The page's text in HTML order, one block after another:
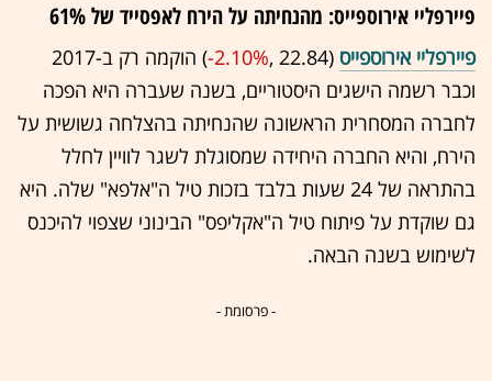
פיירפליי אירוספייס: מהנחיתה על הירח לאפסייד של 61%
פיירפליי אירוספייס (22.84 ,‎
-2.10%
‏) הוקמה רק ב-2017
וכבר רשמה הישגים היסטוריים, בשנה שעברה היא הפכה
לחברה המסחרית הראשונה שהנחיתה בהצלחה גשושית על
הירח, והיא החברה היחידה שמסוגלת לשגר לוויין לחלל
בהתראה של 24 שעות בלבד בזכות טיל ה"אלפא" שלה. היא
גם שוקדת על פיתוח טיל ה"אקליפס" הבינוני שצפוי להיכנס
לשימוש בשנה הבאה.
- פרסומת -